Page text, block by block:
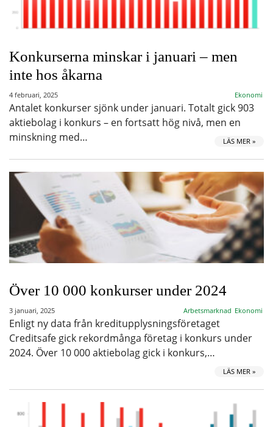
Konkurserna minskar i januari – men
inte hos åkarna
4 februari, 2025 Ekonomi
Antalet konkurser sjönk under januari. Totalt gick 903
aktiebolag i konkurs – en fortsatt hög nivå, men en
minskning med…
LÄS MER »
Över 10 000 konkurser under 2024
3 januari, 2025 Arbetsmarknad Ekonomi
Enligt ny data från kreditupplysningsföretaget
Creditsafe gick rekordmånga företag i konkurs under
2024. Över 10 000 aktiebolag gick i konkurs,…
LÄS MER »